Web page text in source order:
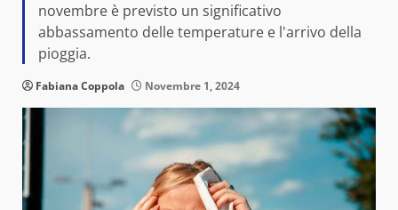
novembre è previsto un significativo
abbassamento delle temperature e l'arrivo della
pioggia.
Fabiana Coppola Novembre 1, 2024